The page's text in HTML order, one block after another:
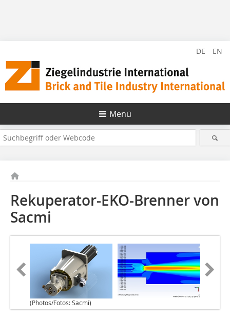
DE EN
Menü
Rekuperator-EKO-Brenner von
Sacmi
(Photos/Fotos: Sacmi)